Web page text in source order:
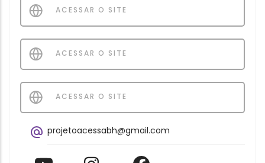
ACESSAR O SITE
ACESSAR O SITE
ACESSAR O SITE
projetoacessabh@gmail.com